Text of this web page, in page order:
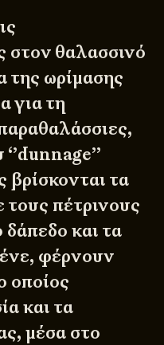
στον θαλασσινό
της ωρίμασης
για τη
βρίσκονται τα
τους πέτρινους
δάπεδο και τα
φέρνουν
οποίος
και τα
μέσα στο